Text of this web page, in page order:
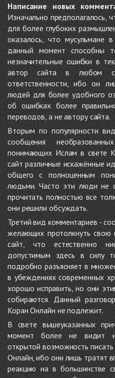
Написание новых
Изначально предполагалось,
для более глубоких
оказалось, что мусульмане
данный момент способны
незначительные ошибки в
автор сайта в любом
ответственности, ибо он
людей для более удобного
об ошибках более
переводов, а не автору сайта.
Вторым по популярности
сообщения
понимающих Ислам в свете
сайт различные искажённые
общего с полноценным
людьми. Часто эти люди не
прочитать полностью все
они решили обсуждать.
Третий вид комментариев -
желающих протолкнуть свою
сайт, что естественно
допустимым здесь в силу
подробно разъясняет в
в убеждениях современных
хорошо исправить, но они
собираются. Данный
Коран Онлайн не подлежит.
В свете вышеуказанных
момент более не видит
открытой возможность
Онлайн, ибо они лишь тратят
реакцию на в большинстве